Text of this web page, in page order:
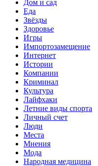
Дом и сад
Еда
Звёзды
Здоровье
Игры
Импортозамещение
Интернет
Истории
Компании
Криминал
Культура
Лайфхаки
Летние виды спорта
Личный счет
Люди
Места
Мнения
Мода
Народная медицина